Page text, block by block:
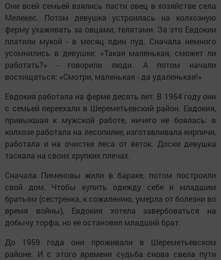
Они всей семьей взялись пасти овец в хозяйстве села
Мелекес. Потом девушка устроилась на колхозную
ферму ухаживать за овцами, телятами. За это Евдокии
платили мукой - в месяц один пуд. Сначала немного
усомнились в девушке: «Такая маленькая, сможет ли
работать?» - говорили люди. А потом начали
восхищаться: «Смотри, маленькая - да удаленькая!»
Евдокия работала на ферме десять лет. В 1954 году они
с семьей переехали в Шереметьевский район. Евдокия,
привыкшая к мужской работе, ничего не боялась: в
колхозе работала на лесопилке, изготавливала кирпичи,
работала и на очистке леса от веток. Доски девушка
таскала на своих хрупких плечах.
Сначала Пименовы жили в бараке, потом построили
свой дом. Чтобы купить одежду себе и младшим
братьям (сестренка, к сожалению, умерла от болезни во
время войны), Евдокия хотела завербоваться на
добычу торфа, но ее остановил младший брат.
До 1959 года они проживали в Шереметьевском
районе. И с этого времени судьба снова свела пути